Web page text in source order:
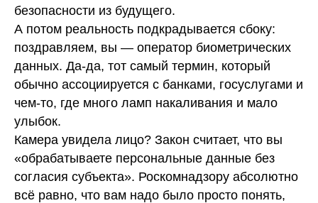
безопасности из будущего.
А потом реальность подкрадывается сбоку:
поздравляем, вы — оператор биометрических
данных. Да-да, тот самый термин, который
обычно ассоциируется с банками, госуслугами и
чем-то, где много ламп накаливания и мало
улыбок.
Камера увидела лицо? Закон считает, что вы
«обрабатываете персональные данные без
согласия субъекта». Роскомнадзору абсолютно
всё равно, что вам надо было просто понять,